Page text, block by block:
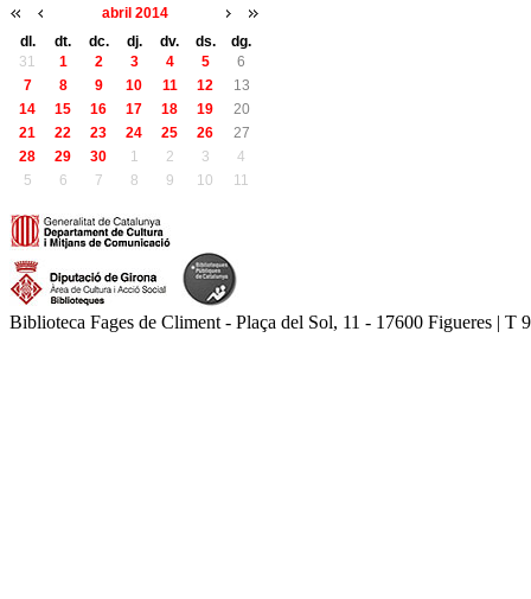
abril 2014
dl.
dt. dc. dj. dv. ds.
dg.
31
1 2 3 4 5
6
7
8 9 10 11 12
13
14
15 16 17 18 19
20
21
22 23 24 25 26
27
28
29 30 1 2 3
4
5
6 7 8 9 10 11
Biblioteca Fages de Climent - Plaça del Sol, 11 - 17600 Figueres |